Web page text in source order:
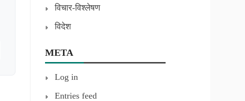
विचार-विश्लेषण
विदेश
META
Log in
Entries feed